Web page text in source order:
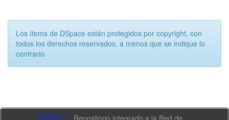
Los ítems de DSpace están protegidos por copyright, con
todos los derechos reservados, a menos que se indique lo
contrario.
Repositorio integrado a la Red de